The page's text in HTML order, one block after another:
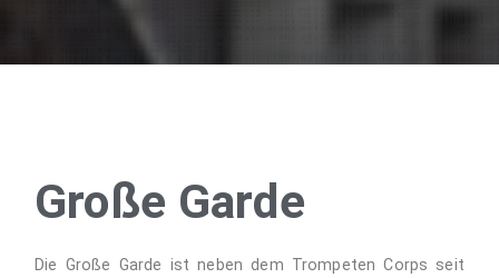
Große Garde
Die Große Garde ist neben dem Trompeten Corps seit